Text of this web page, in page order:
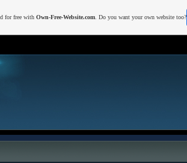
for free with Own-Free-Website.com. Do you want your own website too?